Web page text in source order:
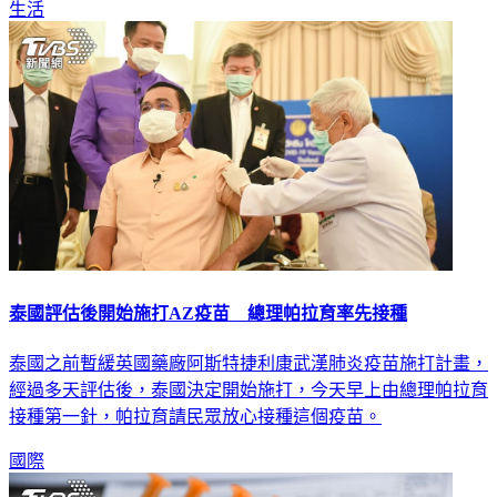
生活
泰國評估後開始施打AZ疫苗 總理帕拉育率先接種
泰國之前暫緩英國藥廠阿斯特捷利康武漢肺炎疫苗施打計畫，
經過多天評估後，泰國決定開始施打，今天早上由總理帕拉育
接種第一針，帕拉育請民眾放心接種這個疫苗。
國際